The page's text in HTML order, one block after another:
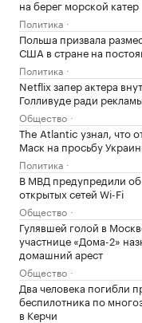
на берег морской катер
Политика
Польша призвала
США в стране на
Политика
Netflix запер актера
Голливуде ради
Общество
The Atlantic узнал, что
Маск на просьбу
Политика
В МВД предупредили
открытых сетей Wi-Fi
Общество
Гулявшей голой в
участнице «Дома-2»
домашний арест
Общество
Два человека погибли
беспилотника по
в Керчи